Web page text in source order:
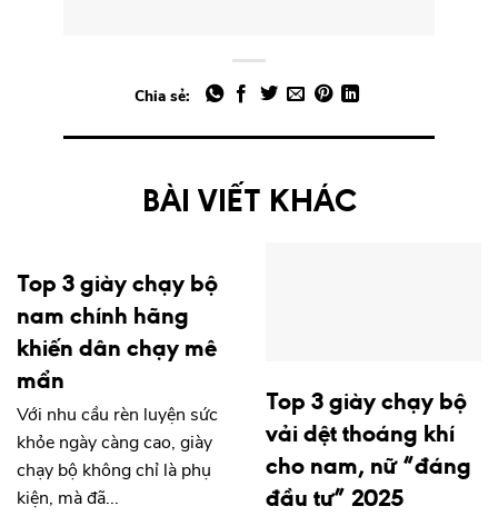
Chia sẻ:
BÀI VIẾT KHÁC
Top 3 giày chạy bộ
nam chính hãng
khiến dân chạy mê
mẩn
Với nhu cầu rèn luyện sức
khỏe ngày càng cao, giày
chạy bộ không chỉ là phụ
kiện, mà đã...
Top 3 giày chạy bộ
vải dệt thoáng khí
cho nam, nữ “đáng
đầu tư” 2025